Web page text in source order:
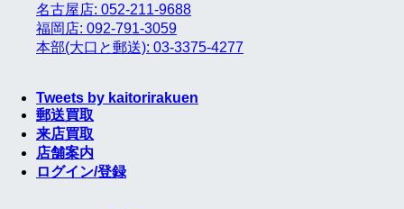
名古屋店: 052-211-9688
福岡店: 092-791-3059
本部(大口と郵送): 03-3375-4277
Tweets by kaitorirakuen
郵送買取
来店買取
店舗案内
ログイン/登録